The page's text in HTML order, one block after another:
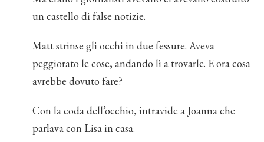
un castello di false notizie.
Matt strinse gli occhi in due fessure. Aveva
peggiorato le cose, andando lì a trovarle. E ora cosa
avrebbe dovuto fare?
Con la coda dell’occhio, intravide a Joanna che
parlava con Lisa in casa.